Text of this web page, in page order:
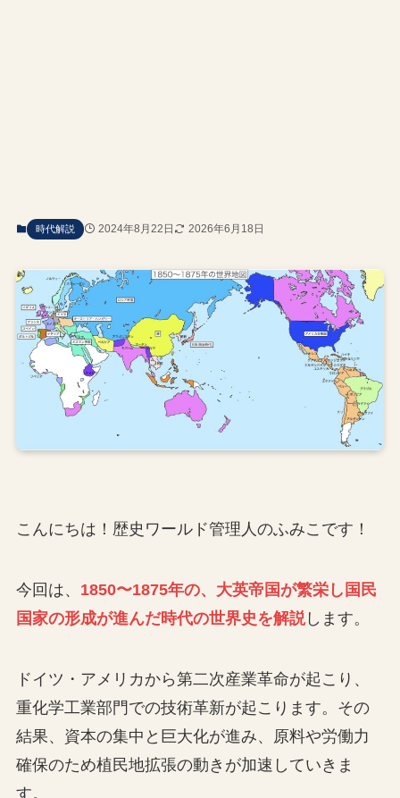
時代解説 2024年8月22日 2026年6月18日
こんにちは！歴史ワールド管理人のふみこです！
今回は、 1850〜1875年の、大英帝国が繁栄し国民
国家の形成が進んだ時代の世界史を解説します。
ドイツ・アメリカから第二次産業革命が起こり、
重化学工業部門での技術革新が起こります。その
結果、資本の集中と巨大化が進み、原料や労働力
確保のため植民地拡張の動きが加速していきま
す。